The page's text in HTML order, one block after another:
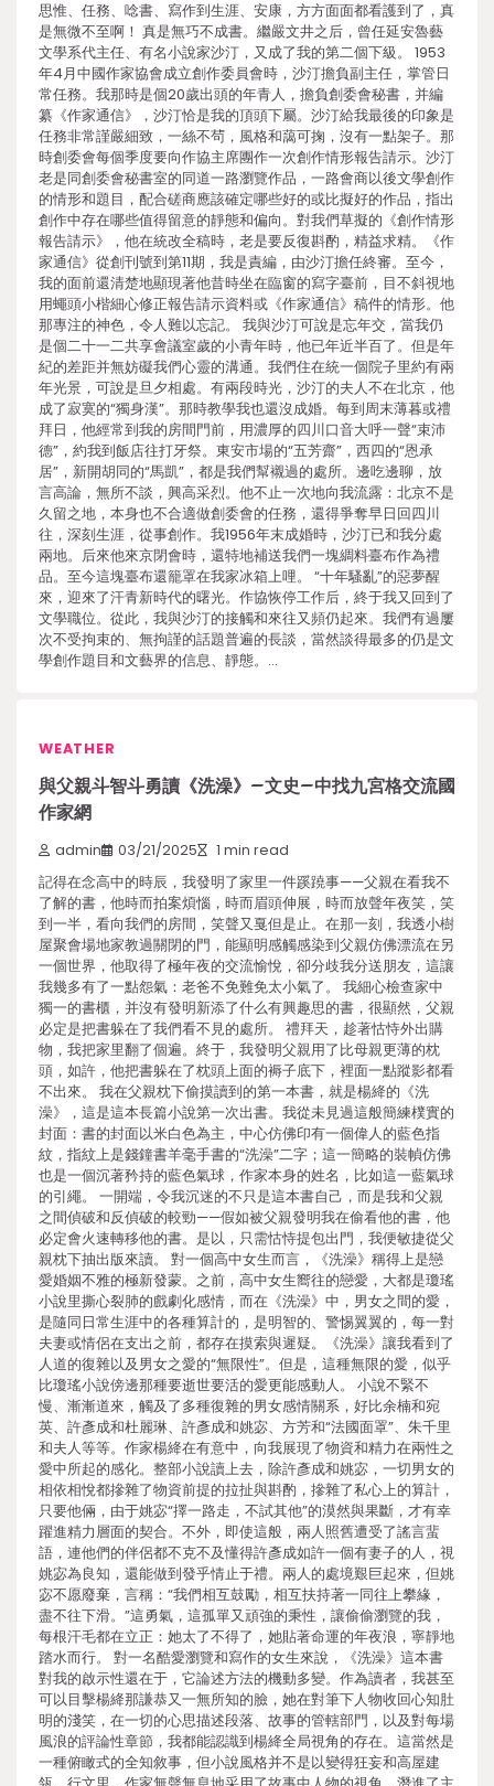
思惟、任務、唸書、寫作到生涯、安康，方方面面都看護到了，真
是無微不至啊！ 真是無巧不成書。繼嚴文井之后，曾任延安魯藝
文學系代主任、有名小說家沙汀，又成了我的第二個下級。 1953
年4月中國作家協會成立創作委員會時，沙汀擔負副主任，掌管日
常任務。我那時是個20歲出頭的年青人，擔負創委會秘書，并編
纂《作家通信》，沙汀恰是我的頂頭下屬。沙汀給我最後的印象是
任務非常謹嚴細致，一絲不茍，風格和藹可掬，沒有一點架子。那
時創委會每個季度要向作協主席團作一次創作情形報告請示。沙汀
老是同創委會秘書室的同道一路瀏覽作品，一路會商以後文學創作
的情形和題目，配合磋商應該確定哪些好的或比擬好的作品，指出
創作中存在哪些值得留意的靜態和偏向。對我們草擬的《創作情形
報告請示》，他在統改全稿時，老是要反復斟酌，精益求精。《作
家通信》從創刊號到第11期，我是責編，由沙汀擔任終審。至今，
我的面前還清楚地顯現著他昔時坐在臨窗的寫字臺前，目不斜視地
用蠅頭小楷細心修正報告請示資料或《作家通信》稿件的情形。他
那專注的神色，令人難以忘記。 我與沙汀可說是忘年交，當我仍
是個二十一二共享會議室歲的小青年時，他已年近半百了。但是年
紀的差距并無妨礙我們心靈的溝通。我們住在統一個院子里約有兩
年光景，可說是旦夕相處。有兩段時光，沙汀的夫人不在北京，他
成了寂寞的“獨身漢”。那時教學我也還沒成婚。每到周末薄暮或禮
拜日，他經常到我的房間門前，用濃厚的四川口音大呼一聲“束沛
德”，約我到飯店往打牙祭。東安市場的“五芳齋”，西四的“恩承
居”，新開胡同的“馬凱”，都是我們幫襯過的處所。邊吃邊聊，放
言高論，無所不談，興高采烈。他不止一次地向我流露：北京不是
久留之地，本身也不合適做創委會的任務，還得爭奪早日回四川
往，深刻生涯，從事創作。我1956年末成婚時，沙汀已和我分處
兩地。后來他來京閉會時，還特地補送我們一塊綢料臺布作為禮
品。至今這塊臺布還籠罩在我家冰箱上哩。 “十年騷亂”的惡夢醒
來，迎來了汗青新時代的曙光。作協恢停工作后，終于我又回到了
文學職位。從此，我與沙汀的接觸和來往又頻仍起來。我們有過屢
次不受拘束的、無拘謹的話題普遍的長談，當然談得最多的仍是文
學創作題目和文藝界的信息、靜態。…
WEATHER
與父親斗智斗勇讀《洗澡》–文史–中找九宮格交流國
作家網
admin 03/21/2025 1 min read
記得在念高中的時辰，我發明了家里一件蹊蹺事——父親在看我不
了解的書，他時而拍案煩惱，時而眉頭伸展，時而放聲年夜笑，笑
到一半，看向我們的房間，笑聲又戛但是止。在那一刻，我透小樹
屋聚會場地家教過關閉的門，能顯明感觸感染到父親仿佛漂流在另
一個世界，他取得了極年夜的交流愉悅，卻分歧我分送朋友，這讓
我幾多有了一點怨氣：老爸不免難免太小氣了。 我細心檢查家中
獨一的書櫃，并沒有發明新添了什么有興趣思的書，很顯然，父親
必定是把書躲在了我們看不見的處所。 禮拜天，趁著怙恃外出購
物，我把家里翻了個遍。終于，我發明父親用了比母親更薄的枕
頭，如許，他把書躲在了枕頭上面的褥子底下，裡面一點蹤影都看
不出來。 我在父親枕下偷摸讀到的第一本書，就是楊絳的《洗
澡》，這是這本長篇小說第一次出書。我從未見過這般簡練樸實的
封面：書的封面以米白色為主，中心仿佛印有一個偉人的藍色指
紋，指紋上是錢鐘書羊毫手書的“洗澡”二字；這一簡略的裝幀仿佛
也是一個沉著矜持的藍色氣球，作家本身的姓名，比如這一藍氣球
的引繩。 一開端，令我沉迷的不只是這本書自己，而是我和父親
之間偵破和反偵破的較勁——假如被父親發明我在偷看他的書，他
必定會火速轉移他的書。是以，只需怙恃提包出門，我便敏捷從父
親枕下抽出版來讀。 對一個高中女生而言，《洗澡》稱得上是戀
愛婚姻不雅的極新發蒙。之前，高中女生嚮往的戀愛，大都是瓊瑤
小說里撕心裂肺的戲劇化感情，而在《洗澡》中，男女之間的愛，
是隨同日常生涯中的各種算計的，是明智的、警惕翼翼的，每一對
夫妻或情侶在支出之前，都存在摸索與遲疑。《洗澡》讓我看到了
人道的復雜以及男女之愛的“無限性”。但是，這種無限的愛，似乎
比瓊瑤小說傍邊那種要逝世要活的愛更能感動人。 小說不緊不
慢、漸漸道來，觸及了多種復雜的男女感情關系，好比余楠和宛
英、許彥成和杜麗琳、許彥成和姚宓、方芳和“法國面罩”、朱千里
和夫人等等。作家楊絳在有意中，向我展現了物資和精力在兩性之
愛中所起的感化。整部小說讀上去，除許彥成和姚宓，一切男女的
相依相悅都摻雜了物資前提的拉扯與斟酌，摻雜了私心上的算計，
只要他倆，由于姚宓“擇一路走，不試其他”的漠然與果斷，才有幸
躍進精力層面的契合。不外，即使這般，兩人照舊遭受了謠言蜚
語，連他們的伴侶都不克不及懂得許彥成如許一個有妻子的人，視
姚宓為良知，還能做到發乎情止于禮。兩人的處境艱巨起來，但姚
宓不愿廢棄，言稱：“我們相互鼓勵，相互扶持著一同往上攀緣，
盡不往下滑。”這勇氣，這孤單又頑強的秉性，讓偷偷瀏覽的我，
每根汗毛都在立正：她太了不得了，她貼著命運的年夜浪，寧靜地
踏水而行。 對一名酷愛瀏覽和寫作的女生來說，《洗澡》這本書
對我的啟示性還在于，它論述方法的機動多變。作為讀者，我甚至
可以目擊楊絳那謙恭又一無所知的臉，她在對筆下人物收回心知肚
明的淺笑，在一切的心思描述段落、故事的管轄部門，以及對每場
風浪的評論性章節，我都能認識到楊絳全局視角的存在。這當然是
一種俯瞰式的全知敘事，但小說風格并不是以變得狂妄和高屋建